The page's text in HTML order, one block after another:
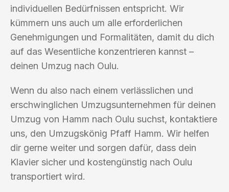
individuellen Bedürfnissen entspricht. Wir
kümmern uns auch um alle erforderlichen
Genehmigungen und Formalitäten, damit du dich
auf das Wesentliche konzentrieren kannst –
deinen Umzug nach Oulu.
Wenn du also nach einem verlässlichen und
erschwinglichen Umzugsunternehmen für deinen
Umzug von Hamm nach Oulu suchst, kontaktiere
uns, den Umzugskönig Pfaff Hamm. Wir helfen
dir gerne weiter und sorgen dafür, dass dein
Klavier sicher und kostengünstig nach Oulu
transportiert wird.